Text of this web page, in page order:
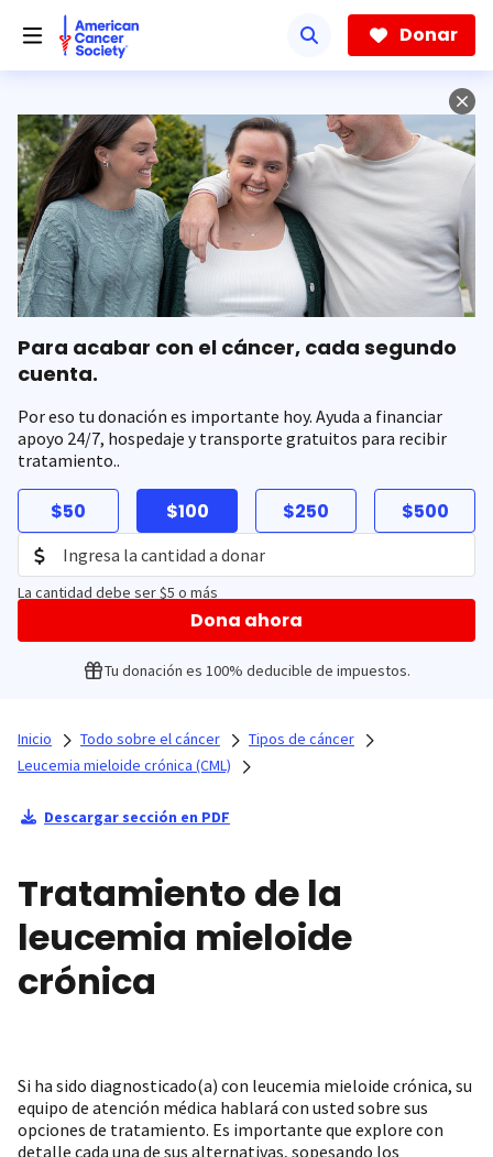
hacia
contenido
Donar
Para acabar con el cáncer, cada segundo
cuenta.
Por eso tu donación es importante hoy. Ayuda a financiar
apoyo 24/7, hospedaje y transporte gratuitos para recibir
tratamiento..
$50 $100 $250 $500
La cantidad debe ser $5 o más
Dona ahora
Tu donación es 100% deducible de impuestos.
Inicio Todo sobre el cáncer
Tipos de cáncer
Leucemia mieloide crónica (CML)
Descargar sección en PDF
Tratamiento de la
leucemia mieloide
crónica
Si ha sido diagnosticado(a) con leucemia mieloide crónica, su
equipo de atención médica hablará con usted sobre sus
opciones de tratamiento. Es importante que explore con
detalle cada una de sus alternativas, sopesando los